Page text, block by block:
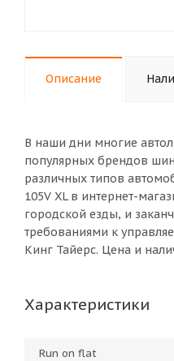
Описание
В наши дни многие
популярных брендов
различных типов
105V XL в интернет-
городской езды, и
требованиями к
Кинг Тайерс. Цена и
Характеристики
Run on flat